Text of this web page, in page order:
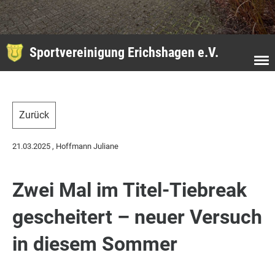
Sportvereinigung Erichshagen e.V.
Zurück
21.03.2025 , Hoffmann Juliane
Zwei Mal im Titel-Tiebreak
gescheitert – neuer Versuch
in diesem Sommer